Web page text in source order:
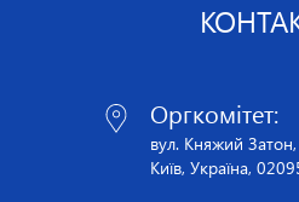
Оргкомітет:
вул. Княжий
Київ, Україна,